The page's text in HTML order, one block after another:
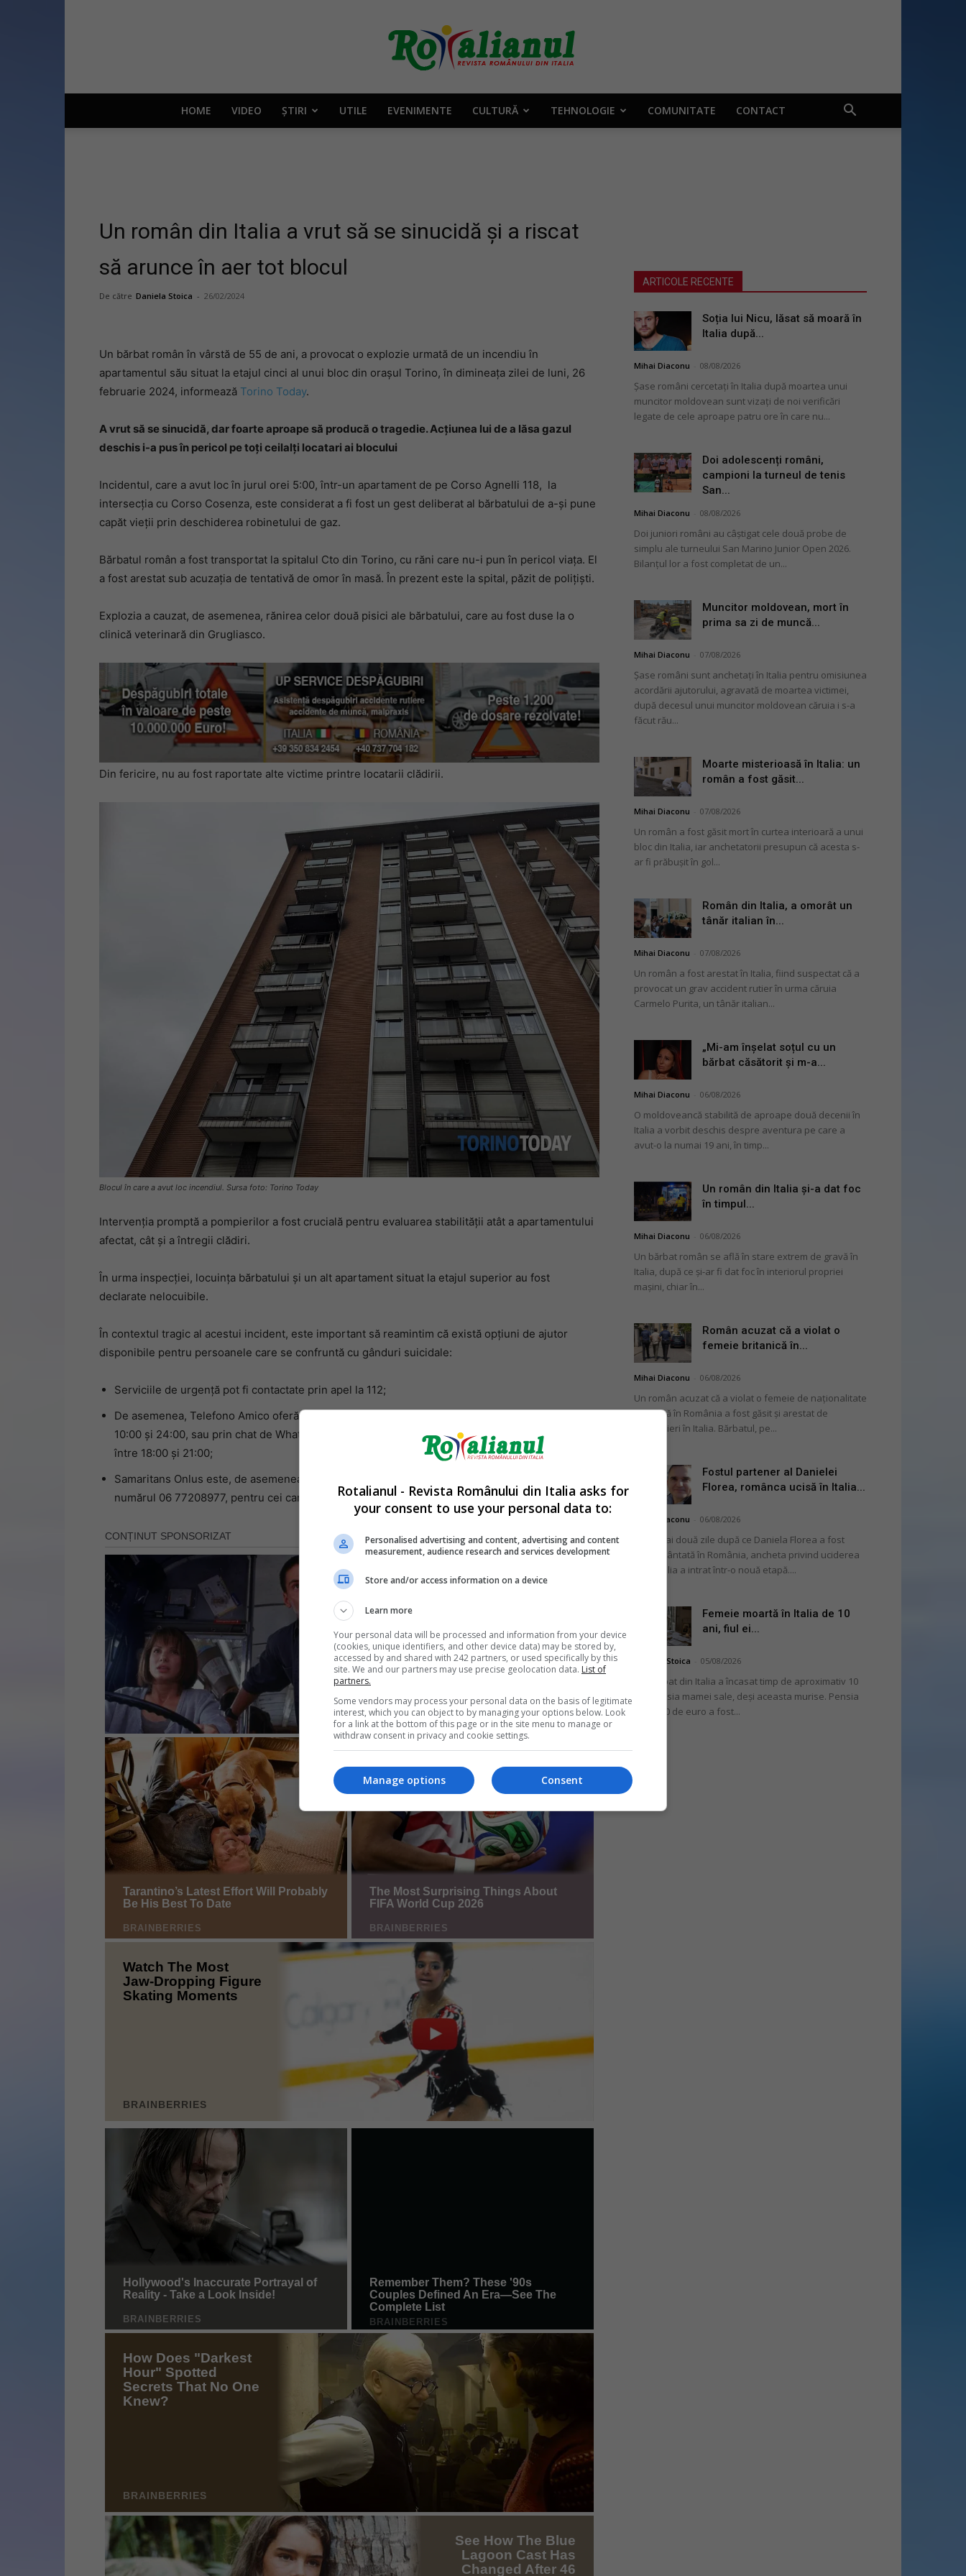
Rotalianul
din
HOME VIDEO ȘTIRI UTILE EVENIMENTE CULTURĂ TEHNOLOGIE COMUNITATE CONTACT
Un român din Italia a vrut să se sinucidă şi a riscat
să arunce în aer tot blocul
De către Daniela Stoica - 26/02/2024
Un bărbat român în vârstă de 55 de ani, a provocat o explozie urmată de un incendiu în
apartamentul său situat la etajul cinci al unui bloc din orașul Torino, în dimineața zilei de luni, 26
februarie 2024, informează Torino Today.
A vrut să se sinucidă, dar foarte aproape să producă o tragedie. Acțiunea lui de a lăsa gazul
deschis i-a pus în pericol pe toți ceilalți locatari ai blocului
Incidentul, care a avut loc în jurul orei 5:00, într-un apartament de pe Corso Agnelli 118, la
intersecția cu Corso Cosenza, este considerat a fi fost un gest deliberat al bărbatului de a-și pune
capăt vieții prin deschiderea robinetului de gaz.
Bărbatul român a fost transportat la spitalul Cto din Torino, cu răni care nu-i pun în pericol viața. El
a fost arestat sub acuzația de tentativă de omor în masă. În prezent este la spital, păzit de polițiști.
Explozia a cauzat, de asemenea, rănirea celor două pisici ale bărbatului, care au fost duse la o
clinică veterinară din Grugliasco.
Din fericire, nu au fost raportate alte victime printre locatarii clădirii.
Blocul în care a avut loc incendiul. Sursa foto: Torino Today
Intervenția promptă a pompierilor a fost crucială pentru evaluarea stabilității atât a apartamentului
afectat, cât și a întregii clădiri.
În urma inspecției, locuința bărbatului și un alt apartament situat la etajul superior au fost
declarate nelocuibile.
În contextul tragic al acestui incident, este important să reamintim că există opțiuni de ajutor
disponibile pentru persoanele care se confruntă cu gânduri suicidale:
Serviciile de urgență pot fi contactate prin apel la 112;
De asemenea, Telefono Amico oferă suport telefonic la numărul 02 2327 2327 zilnic între orele
10:00 și 24:00, sau prin chat de WhatsApp la numărul 345 036 1628, disponibil în fiecare zi
între 18:00 și 21:00;
Samaritans Onlus este, de asemenea, un contact disponibil zilnic între orele 13:00 și 22:00, la
numărul 06 77208977, pentru cei care au nevoie de sprijin.
ARTICOLE RECENTE
Soția lui Nicu, lăsat să moară în
Italia după...
Mihai Diaconu 08/08/2026
Șase români cercetați în Italia după moartea unui
muncitor moldovean sunt vizați de noi verificări
legate de cele aproape patru ore în care nu...
Doi adolescenți români,
campioni la turneul de tenis
San...
Mihai Diaconu 08/08/2026
Doi juniori români au câștigat cele două probe de
simplu ale turneului San Marino Junior Open 2026.
Bilanțul lor a fost completat de un...
Muncitor moldovean, mort în
prima sa zi de muncă...
Mihai Diaconu 07/08/2026
Șase români sunt anchetați în Italia pentru omisiunea
acordării ajutorului, agravată de moartea victimei,
după decesul unui muncitor moldovean căruia i s-a
făcut rău...
Moarte misterioasă în Italia: un
român a fost găsit...
Mihai Diaconu 07/08/2026
Un român a fost găsit mort în curtea interioară a unui
bloc din Italia, iar anchetatorii presupun că acesta s-
ar fi prăbușit în gol...
Român din Italia, a omorât un
tânăr italian în...
Mihai Diaconu 07/08/2026
Un român a fost arestat în Italia, fiind suspectat că a
provocat un grav accident rutier în urma căruia
Carmelo Purita, un tânăr italian...
„Mi-am înșelat soțul cu un
bărbat căsătorit și m-a...
Mihai Diaconu 06/08/2026
O moldoveancă stabilită de aproape două decenii în
Italia a vorbit deschis despre aventura pe care a
avut-o la numai 19 ani, în timp...
Un român din Italia și-a dat foc
în timpul...
Mihai Diaconu 06/08/2026
Un bărbat român se află în stare extrem de gravă în
Italia, după ce și-ar fi dat foc în interiorul propriei
mașini, chiar în...
Român acuzat că a violat o
femeie britanică în...
Mihai Diaconu 06/08/2026
Un român acuzat că a violat o femeie de naționalitate
britanică în România a fost găsit și arestat de
carabinieri în Italia. Bărbatul, pe...
Fostul partener al Danielei
Florea, românca ucisă în Italia...
Mihai Diaconu 06/08/2026
La numai două zile după ce Daniela Florea a fost
înmormântată în România, ancheta privind uciderea
sa în Italia a intrat într-o nouă etapă....
Femeie moartă în Italia de 10
ani, fiul ei...
Daniela Stoica 05/08/2026
Un bărbat din Italia a încasat timp de aproximativ 10
ani pensia mamei sale, deși aceasta murise. Pensia
de 2.000 de euro a fost...
Rotalianul - Revista Românului din Italia asks for
your consent to use your personal data to:
Personalised advertising and content, advertising and content
measurement, audience research and services development
Store and/or access information on a device
Learn more
Your personal data will be processed and information from your device
(cookies, unique identifiers, and other device data) may be stored by,
accessed by and shared with 242 partners, or used specifically by this
site. We and our partners may use precise geolocation data. List of
partners.
Some vendors may process your personal data on the basis of legitimate
interest, which you can object to by managing your options below. Look
for a link at the bottom of this page or in the site menu to manage or
withdraw consent in privacy and cookie settings.
Consent
Manage options